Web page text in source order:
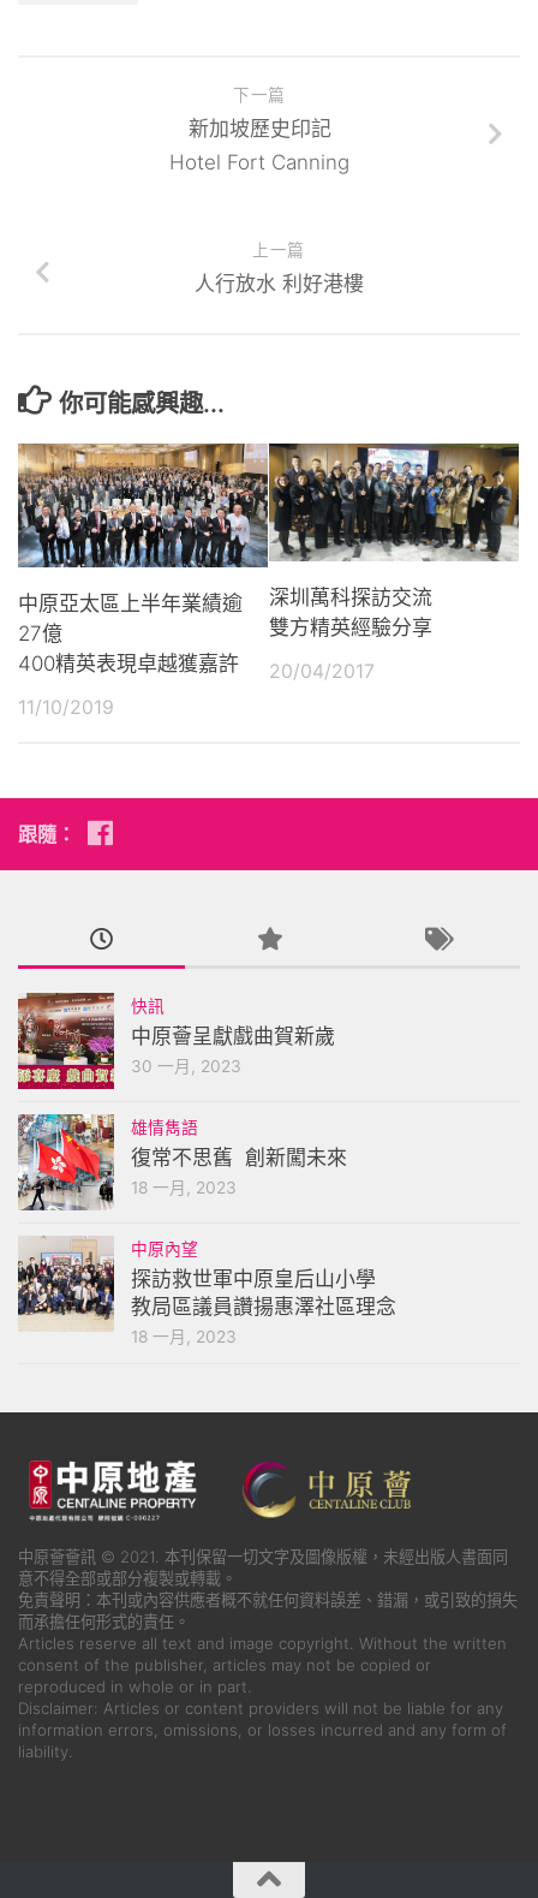
下一篇
新加坡歷史印記
Hotel Fort Canning
上一篇
人行放水 利好港樓
你可能感興趣...
中原亞太區上半年業績逾
27億
400精英表現卓越獲嘉許
11/10/2019
深圳萬科探訪交流
雙方精英經驗分享
20/04/2017
跟隨：
快訊
中原薈呈獻戲曲賀新歲
30 一月, 2023
雄情雋語
復常不思舊 創新闖未來
18 一月, 2023
中原內望
探訪救世軍中原皇后山小學
教局區議員讚揚惠澤社區理念
18 一月, 2023
中原薈薈訊 © 2021. 本刊保留一切文字及圖像版權，未經出版人書面同
意不得全部或部分複製或轉載。
免責聲明：本刊或內容供應者概不就任何資料誤差、錯漏，或引致的損失
而承擔任何形式的責任。
Articles reserve all text and image copyright. Without the written
consent of the publisher, articles may not be copied or
reproduced in whole or in part.
Disclaimer: Articles or content providers will not be liable for any
information errors, omissions, or losses incurred and any form of
liability.